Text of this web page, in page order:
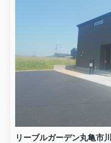
リーブル
円座町第
価格が変
みらいエ
お得な長
パントリ
2026.08.03
内覧が可
リーブル
の１・１
した！ど
長期優良